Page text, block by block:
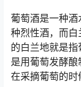
葡萄酒是一种
种烈性酒，而
的白兰地就是
是用葡萄发酵
在采摘葡萄的时